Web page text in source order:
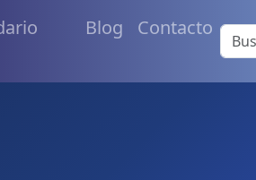
Blog Contacto